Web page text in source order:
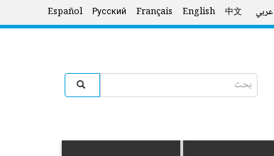
عربي 中文
English
Français
Русский
Español
Search form